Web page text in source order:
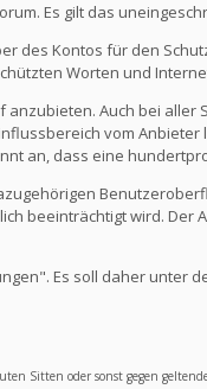
Es gilt das
des Kontos für den
Worten und
Auch bei
vom
an, dass eine
beeinträchtigt wird.
Es soll daher unter
Sitten oder sonst gegen